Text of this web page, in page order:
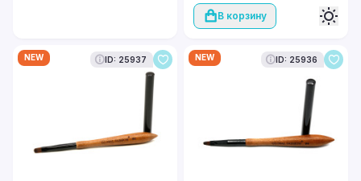
В корзину
NEW ID: 25937 NEW ID: 25936